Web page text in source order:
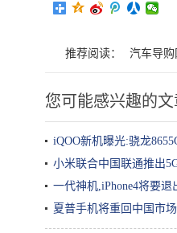
推荐阅读： 汽车导购
您可能感兴趣的文
iQOO新机曝光:骁龙
小米联合中国联通推出
一代神机,iPhone4将要退
夏普手机将重回中国市场